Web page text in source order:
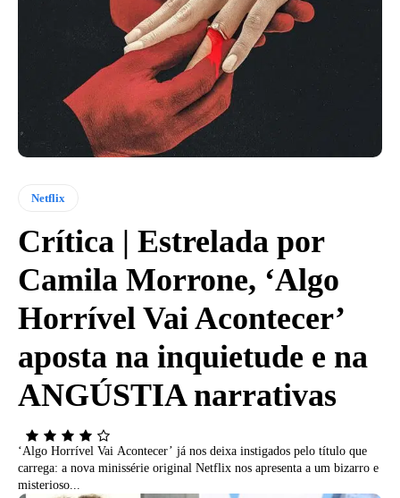
Netflix
Crítica | Estrelada por
Camila Morrone, ‘Algo
Horrível Vai Acontecer’
aposta na inquietude e na
ANGÚSTIA narrativas
‘Algo Horrível Vai Acontecer’ já nos deixa instigados pelo título que
carrega: a nova minissérie original Netflix nos apresenta a um bizarro e
misterioso...